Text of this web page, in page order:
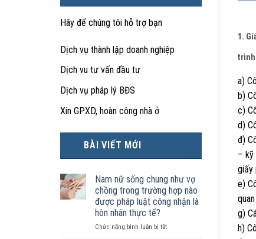
Hãy để chúng tôi hỗ trợ bạn
Dịch vụ thành lập doanh nghiệp
Dịch vu tư vấn đầu tư
Dịch vụ pháp lý BĐS
Xin GPXD, hoàn công nhà ở
BÀI VIẾT MỚI
Nam nữ sống chung như vợ
chồng trong trường hợp nào
được pháp luật công nhận là
hôn nhân thực tế?
Chức năng bình luận bị tắtở
1.
trình
a)
b)
c)
d)
đ)
– kỹ
giấy
e)
g)
h)